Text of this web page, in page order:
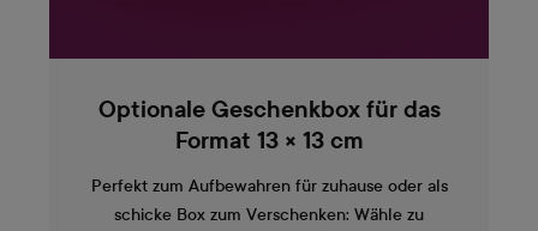
Optionale Geschenkbox für das
Format 13 × 13 cm
Perfekt zum Aufbewahren für zuhause oder als
schicke Box zum Verschenken: Wähle zu